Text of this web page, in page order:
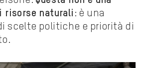
risorse naturali : è una
scelte politiche e priorità di